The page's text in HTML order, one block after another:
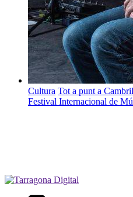
Cultura Tot a punt a
Festival Internacional de